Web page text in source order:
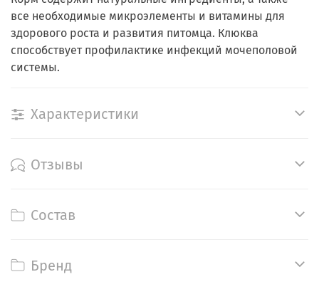
все необходимые микроэлементы и витамины для
здорового роста и развития питомца. Клюква
способствует профилактике инфекций мочеполовой
системы.
Характеристики
Отзывы
Состав
Бренд